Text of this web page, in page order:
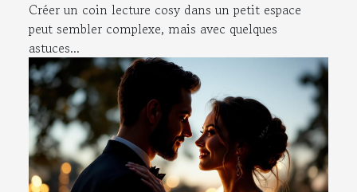
Créer un coin lecture cosy dans un petit espace
peut sembler complexe, mais avec quelques
astuces...